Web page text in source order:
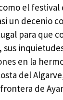
el festival
un decenio
para que
en la
del
de